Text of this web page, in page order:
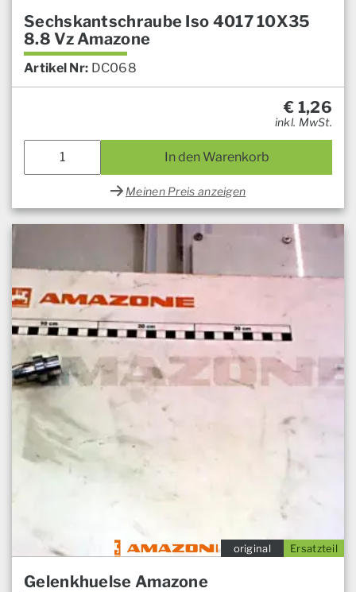
Sechskantschraube Iso 4017 10X35
8.8 Vz Amazone
Artikel Nr: DC068
€ 1,26
inkl. MwSt.
In den Warenkorb
Meinen Preis anzeigen
Ersatzteil
original
Gelenkhuelse Amazone